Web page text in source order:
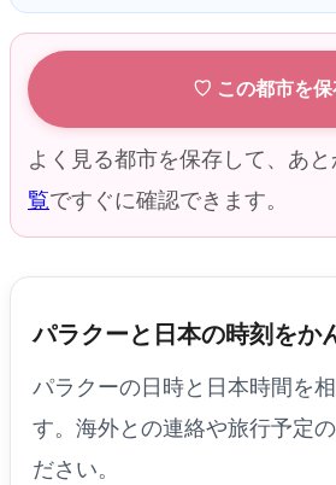
♡ この都市を保
よく見る都市を保存して、あと
覧ですぐに確認できます。
パラクーと日本の時刻をか
パラクーの日時と日本時間を
す。海外との連絡や旅行予定
ださい。